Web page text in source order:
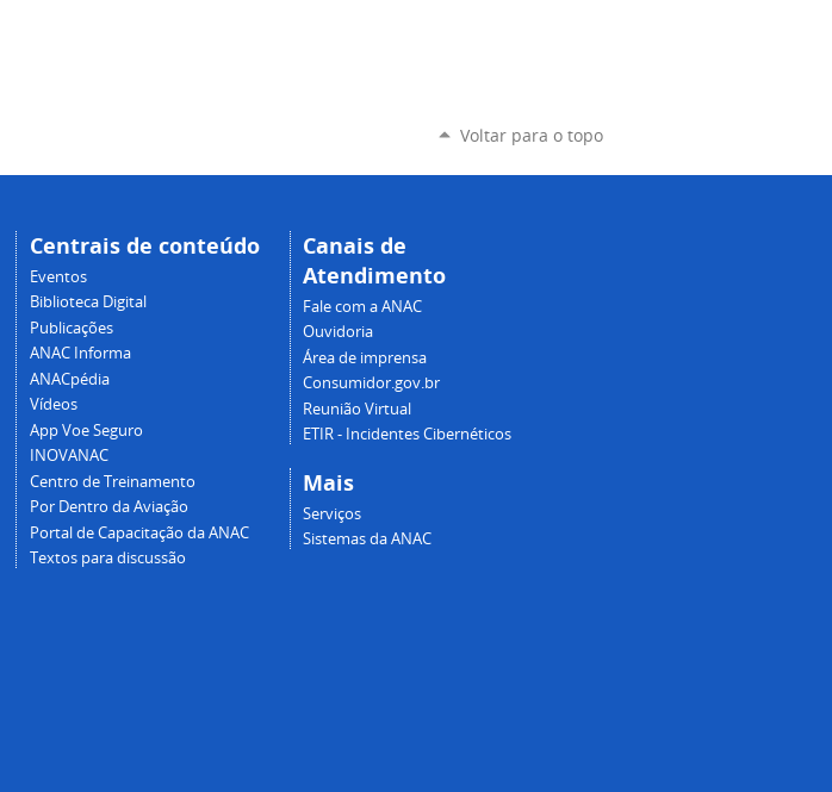
Voltar para o topo
Centrais de conteúdo
Eventos
Biblioteca Digital
Publicações
ANAC Informa
ANACpédia
Vídeos
App Voe Seguro
INOVANAC
Centro de Treinamento
Por Dentro da Aviação
Portal de Capacitação da ANAC
Textos para discussão
Canais de
Atendimento
Fale com a ANAC
Ouvidoria
Área de imprensa
Consumidor.gov.br
Reunião Virtual
ETIR - Incidentes Cibernéticos
Mais
Serviços
Sistemas da ANAC